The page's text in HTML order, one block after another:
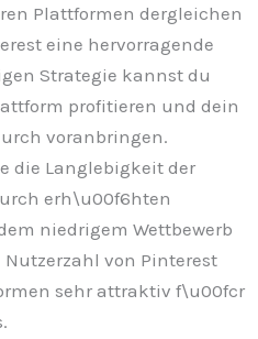
Plattformen dergleichen
eine hervorragende
Strategie kannst du
profitieren und dein
voranbringen.
die Langlebigkeit der
erh\u00f6hten
niedrigem Wettbewerb
von Pinterest
sehr attraktiv f\u00fcr